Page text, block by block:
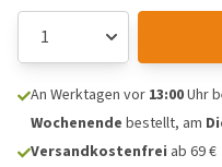
An Werktagen vor 13:00Uhr
Wochenende bestellt, am
Versandkostenfrei ab 69 €